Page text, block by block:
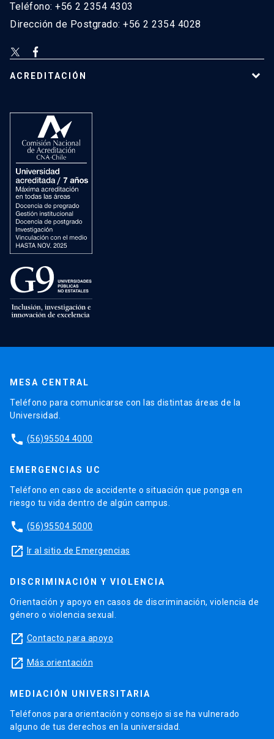
Teléfono: +56 2 2354 4303
Dirección de Postgrado: +56 2 2354 4028
ACREDITACIÓN
MESA CENTRAL
Teléfono para comunicarse con las distintas áreas de la
Universidad.
phone (56)95504 4000
EMERGENCIAS UC
Teléfono en caso de accidente o situación que ponga en
riesgo tu vida dentro de algún campus.
phone (56)95504 5000
launch Ir al sitio de Emergencias
DISCRIMINACIÓN Y VIOLENCIA
Orientación y apoyo en casos de discriminación, violencia de
género o violencia sexual.
launch Contacto para apoyo
launch Más orientación
MEDIACIÓN UNIVERSITARIA
Teléfonos para orientación y consejo si se ha vulnerado
alguno de tus derechos en la universidad.